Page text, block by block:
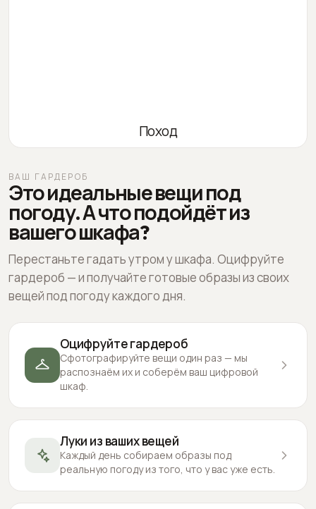
Поход
ВАШ ГАРДЕРОБ
Это идеальные вещи под
погоду. А что подойдёт из
вашего шкафа?
Перестаньте гадать утром у шкафа. Оцифруйте
гардероб — и получайте готовые образы из своих
вещей под погоду каждого дня.
Оцифруйте гардероб
Сфотографируйте вещи один раз — мы
распознаём их и соберём ваш цифровой
шкаф.
Луки из ваших вещей
Каждый день собираем образы под
реальную погоду из того, что у вас уже есть.